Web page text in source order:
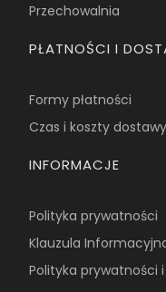
Przechowalnia
PŁATNOŚCI I
Formy płatności
Czas i koszty dostawy
INFORMACJE
Polityka prywatności
Klauzula
Polityka prywatności i